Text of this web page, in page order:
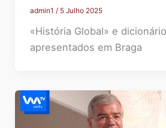
admin1 / 5 Julho 2025
«História Global» e
apresentados em Braga